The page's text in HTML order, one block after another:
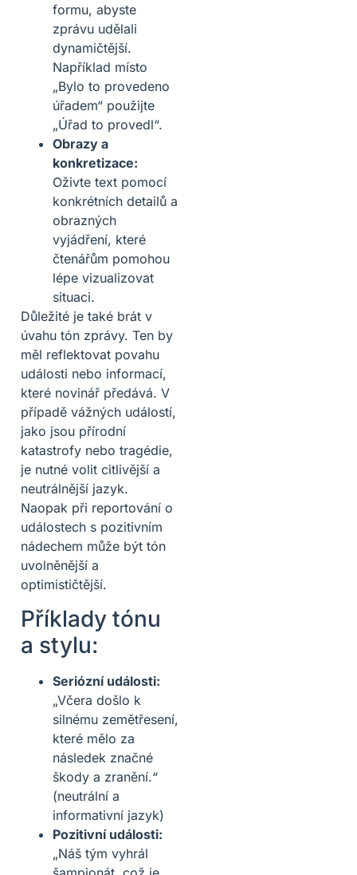
formu, abyste
zprávu udělali
dynamičtější.
Například místo
„Bylo to provedeno
úřadem“ použijte
„Úřad to provedl“.
Obrazy a
konkretizace:
Oživte text pomocí
konkrétních detailů a
obrazných
vyjádření, které
čtenářům pomohou
lépe vizualizovat
situaci.
Důležité je také brát v
úvahu tón zprávy. Ten by
měl reflektovat povahu
události nebo informací,
které novinář předává. V
případě vážných událostí,
jako jsou přírodní
katastrofy nebo tragédie,
je nutné volit citlivější a
neutrálnější jazyk.
Naopak při reportování o
událostech s pozitivním
nádechem může být tón
uvolněnější a
optimističtější.
Příklady tónu
a stylu:
Seriózní události:
„Včera došlo k
silnému zemětřesení,
které mělo za
následek značné
škody a zranění.“
(neutrální a
informativní jazyk)
Pozitivní události:
„Náš tým vyhrál